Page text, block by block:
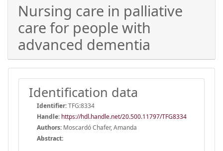
Nursing care in palliative
care for people with
advanced dementia
Identification data
Identifier:TFG:8334
Handle: https://hdl.handle.net/20.500.11797/TFG8334
Authors: Moscardó Chafer, Amanda
Abstract: